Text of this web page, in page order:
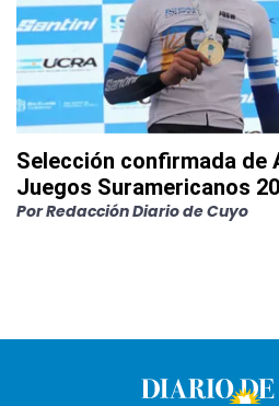
Selección confirmada de
Juegos Suramericanos
PorRedacción Diario de Cuyo